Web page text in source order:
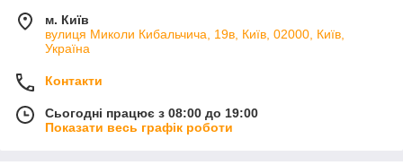
м. Київ
вулиця Миколи Кибальчича, 19в, Київ, 02000, Київ,
Україна
Контакти
Сьогодні працює з 08:00 до 19:00
Показати весь графік роботи